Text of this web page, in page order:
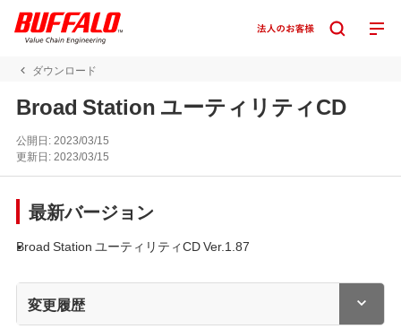
ダウンロード
Broad Station ユーティリティCD
公開日:2023/03/15
更新日:2023/03/15
最新バージョン
Broad Station ユーティリティCD Ver.1.87
変更履歴